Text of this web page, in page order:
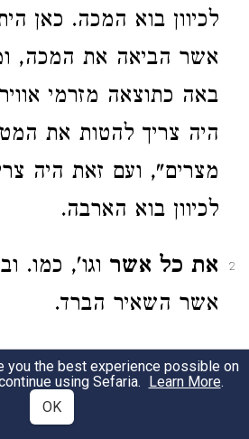
לכיוון בוא המכה. כאן
אשר הביאה את המכה,
באה כתוצאה מזרמי
היה צריך להטות את
מצרים", ועם זאת היה
לכיוון בוא הארבה.
2 את כל אשר וגו', כמו.
אשר השאיר הברד.
10:13
you the best experience possible on
using Sefaria. Learn More.
OK